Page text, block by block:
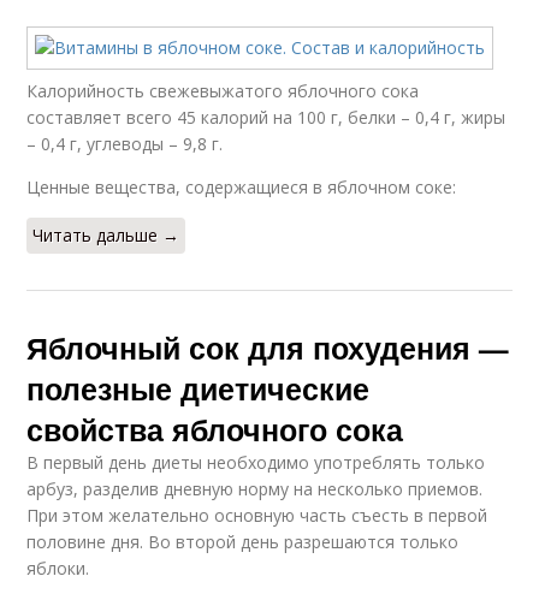
Калорийность свежевыжатого яблочного сока
составляет всего 45 калорий на 100 г, белки – 0,4 г, жиры
– 0,4 г, углеводы – 9,8 г.
Ценные вещества, содержащиеся в яблочном соке:
Читать дальше →
Яблочный сок для похудения —
полезные диетические
свойства яблочного сока
В первый день диеты необходимо употреблять только
арбуз, разделив дневную норму на несколько приемов.
При этом желательно основную часть съесть в первой
половине дня. Во второй день разрешаются только
яблоки.